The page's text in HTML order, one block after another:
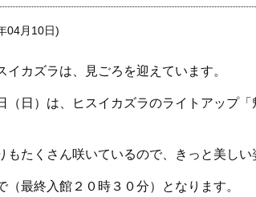
04月10日)
カズラは、見ごろを迎えています。
（日）は、ヒスイカズラのライトアップ
もたくさん咲いているので、きっと美しい
（最終入館２０時３０分）となります。